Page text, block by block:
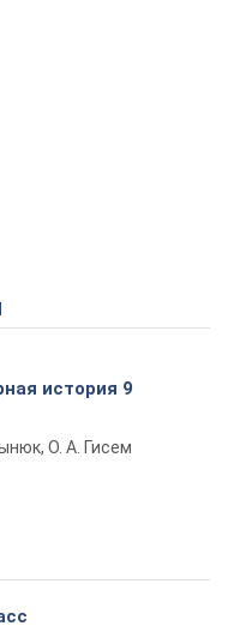
история 9
О. А. Гисем